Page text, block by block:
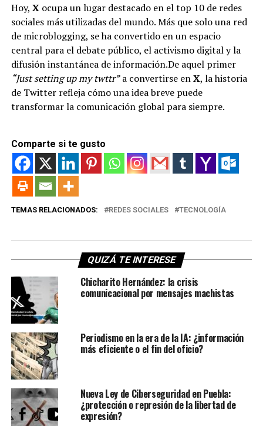
Hoy, Xocupa un lugar destacado en el top 10 de redes
sociales más utilizadas del mundo. Más que solo una red
de microblogging, se ha convertido en un espacio
central para el debate público, el activismo digital y la
difusión instantánea de información.De aquel primer
“Just setting up my twttr”a convertirse enX, la historia
de Twitter refleja cómo una idea breve puede
transformar la comunicación global para siempre.
Comparte si te gusto
TEMAS RELACIONADOS: REDES SOCIALES TECNOLOGÍA
QUIZÁ TE INTERESE
Chicharito Hernández: la crisis
comunicacional por mensajes machistas
Periodismo en la era de la IA: ¿información
más eficiente o el fin del oficio?
Nueva Ley de Ciberseguridad en Puebla:
¿protección o represión de la libertad de
expresión?